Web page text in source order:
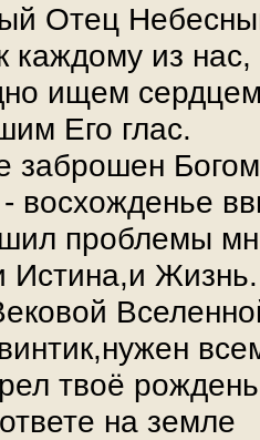
Отец
каждому из нас,
ищем
Его глас.
заброшен
восхожденье
проблемы
Истина,и Жизнь.
твоё
на земле